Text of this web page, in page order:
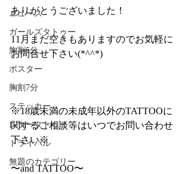
ニュース
ガールズタトゥー
胸割5分
ポスター
胸割7分
ステッカー
レタータトゥー
トライバル
無題のカテゴリー
ありがとうございました！
11月まだ空きもありますのでお気軽に
お問合せ下さい(*^^*)
※18歳未満の未成年以外のTATTOOに
関するご相談等はいつでお問い合わせ
下さい※
〜and TATTOO〜